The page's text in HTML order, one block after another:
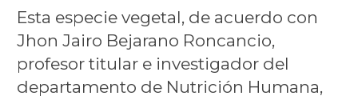
Esta especie vegetal, de acuerdo con
Jhon Jairo Bejarano Roncancio,
profesor titular e investigador del
departamento de Nutrición Humana,